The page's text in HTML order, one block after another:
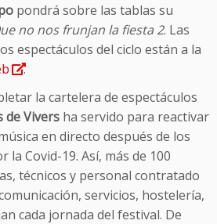
pondrá sobre las tablas su
no nos frunjan la fiesta 2. Las
espectáculos del ciclo están a la
.
la cartelera de espectáculos
de Vivers ha servido para reactivar
en directo después de los
la Covid-19. Así, más de 100
técnicos y personal contratado
servicios, hostelería,
cada jornada del festival. De